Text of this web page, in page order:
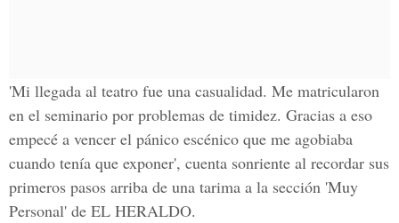
'Mi llegada al teatro fue una casualidad. Me matricularon
en el seminario por problemas de timidez. Gracias a eso
empecé a vencer el pánico escénico que me agobiaba
cuando tenía que exponer', cuenta sonriente al recordar sus
primeros pasos arriba de una tarima a la sección 'Muy
Personal' de EL HERALDO.